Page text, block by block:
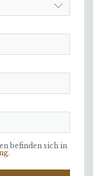
befinden sich in
.